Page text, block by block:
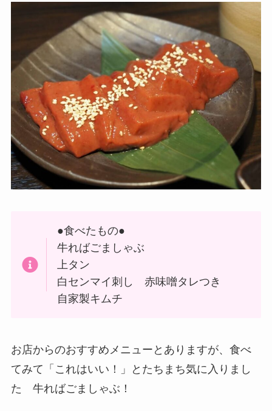
●食べたもの●
牛ればごましゃぶ
上タン
白センマイ刺し 赤味噌タレつき
自家製キムチ
お店からのおすすめメニューとありますが、食べ
てみて「これはいい！」とたちまち気に入りまし
た 牛ればごましゃぶ！